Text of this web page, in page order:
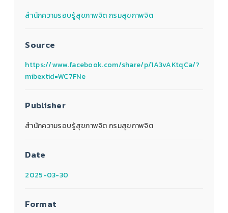
สำนักความรอบรู้สุขภาพจิต กรมสุขภาพจิต
Source
https://www.facebook.com/share/p/1A3vAKtqCa/?
mibextid=WC7FNe
Publisher
สำนักความรอบรู้สุขภาพจิต กรมสุขภาพจิต
Date
2025-03-30
Format